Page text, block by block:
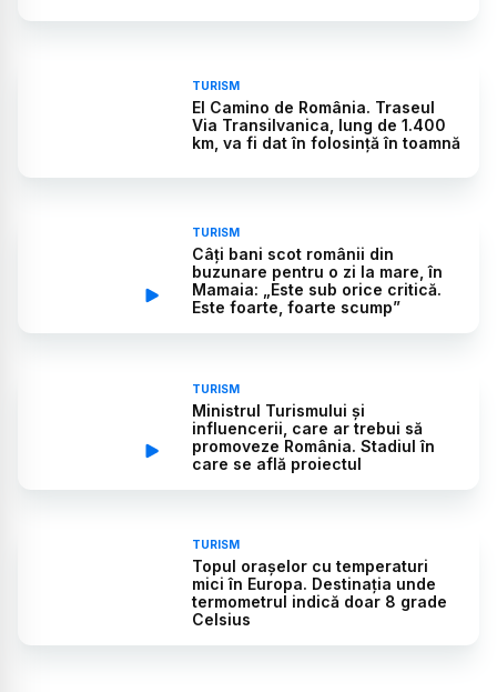
TURISM
El Camino de România. Traseul
Via Transilvanica, lung de 1.400
km, va fi dat în folosință în toamnă
TURISM
Câți bani scot românii din
buzunare pentru o zi la mare, în
Mamaia: „Este sub orice critică.
Este foarte, foarte scump”
TURISM
Ministrul Turismului și
influencerii, care ar trebui să
promoveze România. Stadiul în
care se află proiectul
TURISM
Topul orașelor cu temperaturi
mici în Europa. Destinația unde
termometrul indică doar 8 grade
Celsius